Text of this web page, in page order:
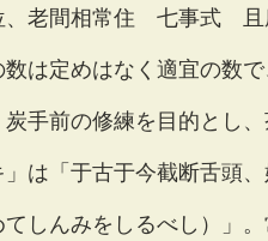
、老間相常住　七事式　
は定めはなく適宜の数
手前の修練を目的とし、
は「于古于今截断舌頭
てしんみをしるべし）」